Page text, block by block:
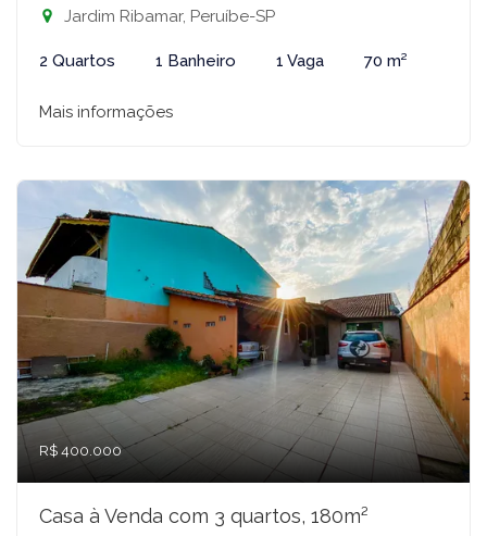
Jardim Ribamar, Peruíbe-SP
2 Quartos 1 Banheiro 1 Vaga 70 m²
Mais informações
R$ 400.000
Casa à Venda com 3 quartos, 180m²